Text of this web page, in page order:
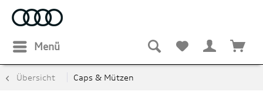
Menü
Übersicht Caps & Mützen